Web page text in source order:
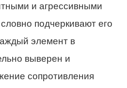
и агрессивными
подчеркивают его
элемент в
выверен и
сопротивления